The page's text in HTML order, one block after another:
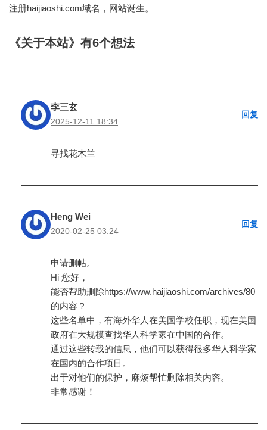
注册haijiaoshi.com域名，网站诞生。
《关于本站》有6个想法
李三玄
2025-12-11 18:34
回复
寻找花木兰
Heng Wei
2020-02-25 03:24
回复
申请删帖。
Hi 您好，
能否帮助删除https://www.haijiaoshi.com/archives/80
的内容？
这些名单中，有海外华人在美国学校任职，现在美国
政府在大规模查找华人科学家在中国的合作。
通过这些转载的信息，他们可以获得很多华人科学家
在国内的合作项目。
出于对他们的保护，麻烦帮忙删除相关内容。
非常感谢！